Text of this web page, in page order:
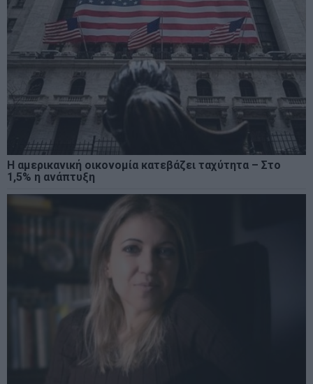
Η αμερικανική οικονομία κατεβάζει ταχύτητα – Στο
1,5% η ανάπτυξη